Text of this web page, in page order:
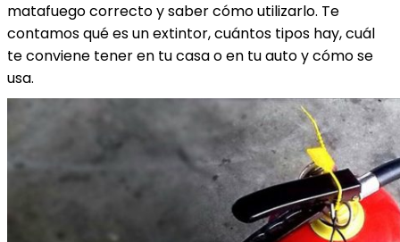
matafuego correcto y saber cómo utilizarlo. Te
contamos qué es un extintor, cuántos tipos hay, cuál
te conviene tener en tu casa o en tu auto y cómo se
usa.